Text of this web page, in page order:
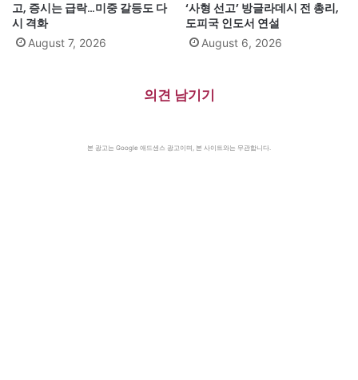
고, 증시는 급락…미중 갈등도 다
시 격화
August 7, 2026
‘사형 선고’ 방글라데시 전 총리,
도피국 인도서 연설
August 6, 2026
의견 남기기
본 광고는 Google 애드센스 광고이며, 본 사이트와는 무관합니다.